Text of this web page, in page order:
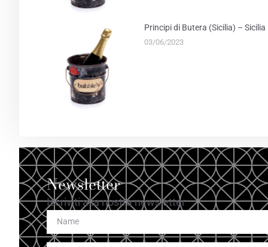
Principi di Butera (Sicilia) – Sicilia
03/06/2023
Newsletter
Iscriviti alla nostra newsletter